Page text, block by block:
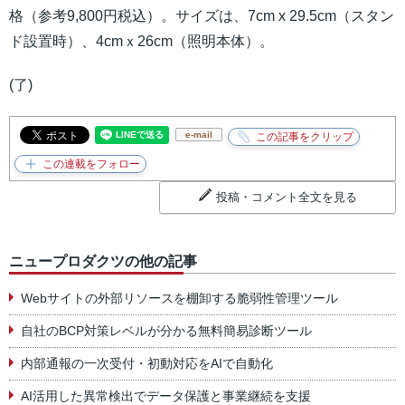
格（参考9,800円税込）。サイズは、7cm x 29.5cm（スタン
ド設置時）、4cmｘ26cm（照明本体）。
(了)
e-mail
投稿・コメント全文を見る
ニュープロダクツの他の記事
Webサイトの外部リソースを棚卸する脆弱性管理ツール
自社のBCP対策レベルが分かる無料簡易診断ツール
内部通報の一次受付・初動対応をAIで自動化
AI活用した異常検出でデータ保護と事業継続を支援